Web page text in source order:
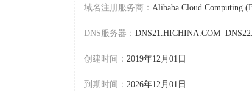
域名注册服务商：
DNS服务器：
创建时间： 2019年12月01日
到期时间： 2026年12月01日